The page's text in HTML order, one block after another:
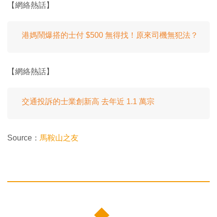
【網絡熱話】
港媽鬧爆搭的士付 $500 無得找！原來司機無犯法？
【網絡熱話】
交通投訴的士業創新高 去年近 1.1 萬宗
Source： 馬鞍山之友